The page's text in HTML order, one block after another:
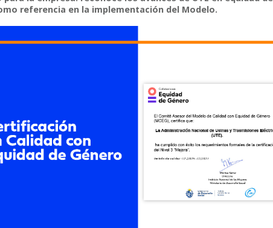
referencia en la implementación del Modelo.